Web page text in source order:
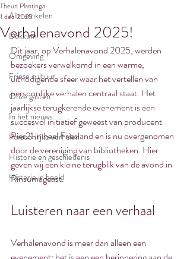
Alle artikelen
Dokkum
Omgeving
Friese cultuur
Onze gasten
In het nieuws
Persoonlijke verhalen
Historie en geschiedenis
Historie in beeld
Verhalenavond 2025!
Theun Plantinga
1 dec 2025
Dit jaar, op Verhalenavond 2025, werden
bezoekers verwelkomd in een warme,
uitnodigende sfeer waar het vertellen van
persoonlijke verhalen centraal staat. Het
jaarlijkse terugkerende evenement is een
succesvol initiatief geweest van producent
Pier21 in heel Friesland en is nu overgenomen
door de vereniging van bibliotheken. Hier
geven wij een kleine terugblik van de avond in
Rinsumageast.
Luisteren naar een verhaal
Verhalenavond is meer dan alleen een